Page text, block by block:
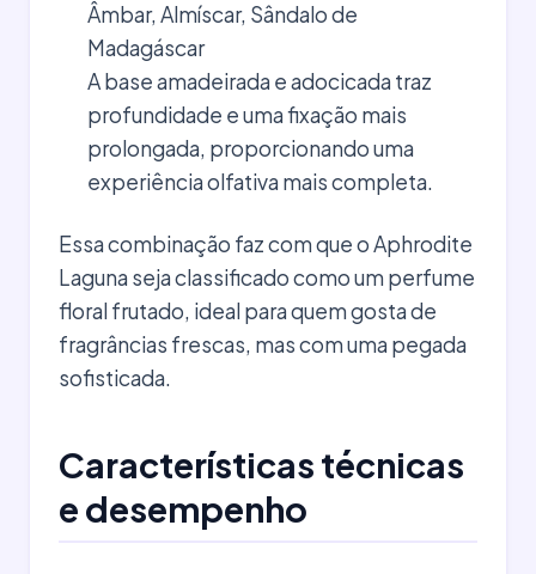
Âmbar, Almíscar, Sândalo de
Madagáscar
A base amadeirada e adocicada traz
profundidade e uma fixação mais
prolongada, proporcionando uma
experiência olfativa mais completa.
Essa combinação faz com que o Aphrodite
Laguna seja classificado como um perfume
floral frutado, ideal para quem gosta de
fragrâncias frescas, mas com uma pegada
sofisticada.
Características técnicas
e desempenho